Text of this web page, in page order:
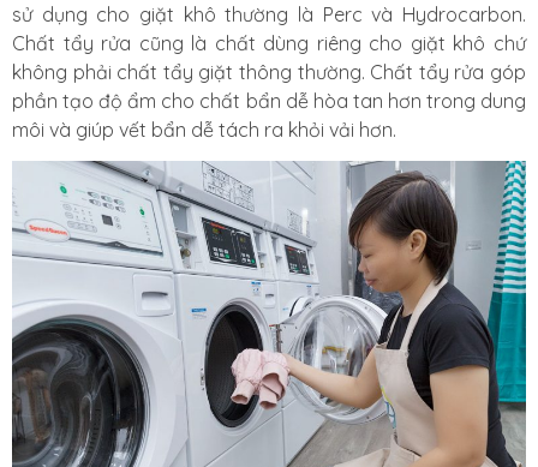
sử dụng cho giặt khô thường là Perc và Hydrocarbon.
Chất tẩy rửa cũng là chất dùng riêng cho giặt khô chứ
không phải chất tẩy giặt thông thường. Chất tẩy rửa góp
phần tạo độ ẩm cho chất bẩn dễ hòa tan hơn trong dung
môi và giúp vết bẩn dễ tách ra khỏi vải hơn.